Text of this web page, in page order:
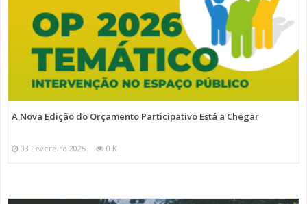
A Nova Edição do Orçamento Participativo Está a Chegar
03 Fevereiro 2025 0 K